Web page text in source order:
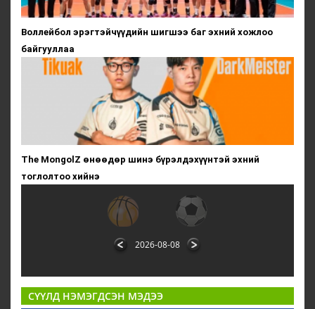
Воллейбол эрэгтэйчүүдийн шигшээ баг эхний хожлоо
байгууллаа
The MongolZ өнөөдөр шинэ бүрэлдэхүүнтэй эхний
тоглолтоо хийнэ
2026-08-08
СҮҮЛД НЭМЭГДСЭН МЭДЭЭ